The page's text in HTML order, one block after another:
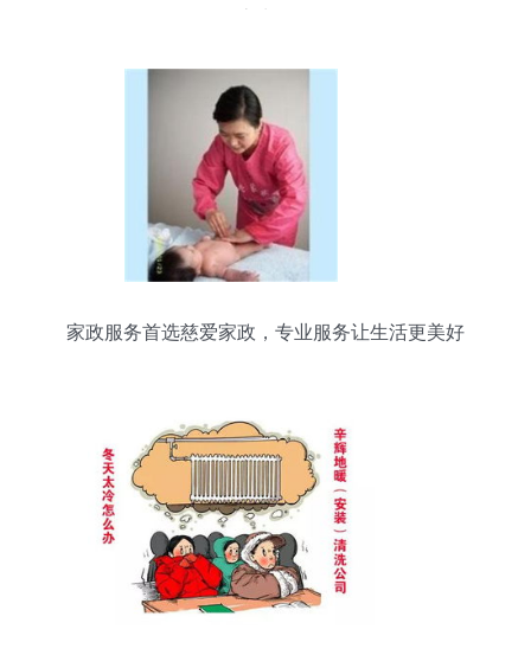
家政服务首选慈爱家政，专业服务让生活更美好